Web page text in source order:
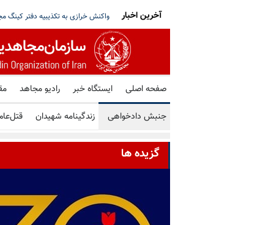
دونالد ترامپ: جنگ با رژیم ایران خیلی آخرین اخبار
صفحه اصلی ایستگاه خبر رادیو مجاهد
جنبش دادخواهی زندگینامه شهیدان قتل‌عام
گزیده ها